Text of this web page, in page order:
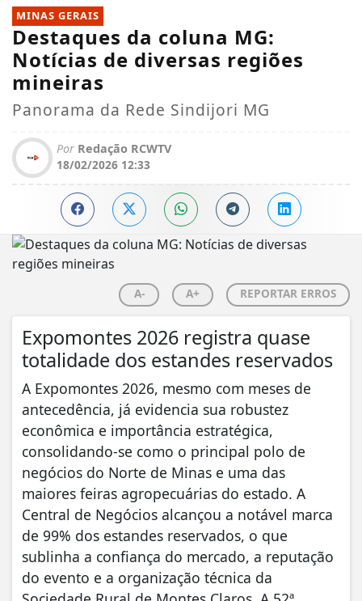
MINAS GERAIS
Destaques da coluna MG:
Notícias de diversas regiões
mineiras
Panorama da Rede Sindijori MG
Por Redação RCWTV
18/02/2026 12:33
A- A+ REPORTAR ERROS
Expomontes 2026 registra quase
totalidade dos estandes reservados
A Expomontes 2026, mesmo com meses de
antecedência, já evidencia sua robustez
econômica e importância estratégica,
consolidando-se como o principal polo de
negócios do Norte de Minas e uma das
maiores feiras agropecuárias do estado. A
Central de Negócios alcançou a notável marca
de 99% dos estandes reservados, o que
sublinha a confiança do mercado, a reputação
do evento e a organização técnica da